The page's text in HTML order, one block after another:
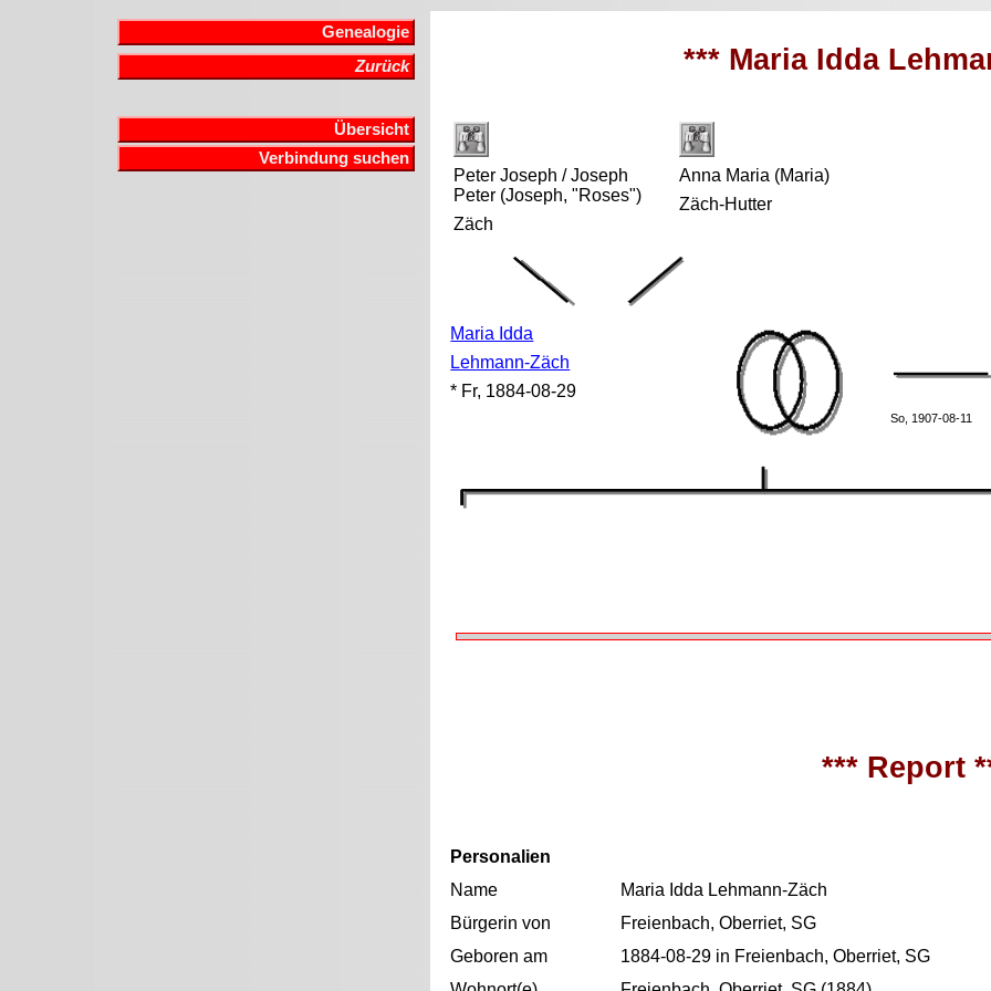
Genealogie
Zurück
Übersicht
Verbindung suchen
*** Maria Idda
Peter Joseph / Joseph
Peter (Joseph, "Roses")
Zäch
Anna Maria (Maria)
Zäch-Hutter
Maria Idda
Lehmann-Zäch
* Fr, 1884-08-29
So, 1907-08-11
*** Report
Personalien
Name
Maria Idda Lehmann-Zäch
Bürgerin von
Freienbach, Oberriet, SG
Geboren am
1884-08-29 in Freienbach, Oberriet, SG